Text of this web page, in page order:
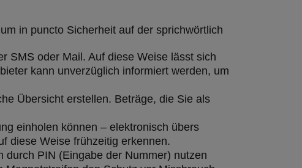
in puncto Sicherheit auf der sprichwörtlich
SMS oder Mail. Auf diese Weise lässt sich
kann unverzüglich informiert werden, um
Übersicht erstellen. Beträge, die Sie als
einholen können – elektronisch übers
diese Weise frühzeitig erkennen.
PIN (Eingabe der Nummer) nutzen